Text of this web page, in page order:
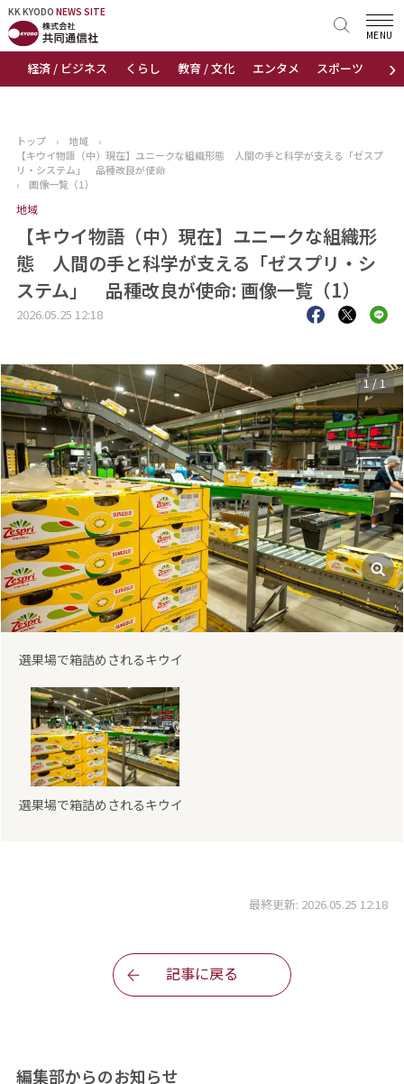
KK KYODO NEWS SITE
›
経済 / ビジネス くらし 教育 / 文化 エンタメ スポーツ 地域
MENU
KK KYODONEWS SITE
トップページ
ニュース
おすすめコンテンツ
出版物
会社概要
トップ › 地域
›
【キウイ物語（中）現在】ユニークな組織形態 人間の手と科学が支える「ゼスプ
リ・システム」 品種改良が使命
›
画像一覧（1）
地域
【キウイ物語（中）現在】ユニークな組織形
態 人間の手と科学が支える「ゼスプリ・シ
ステム」 品種改良が使命: 画像一覧（1）
2026.05.25 12:18
選果場で箱詰めされるキウイ
1/ 1
選果場で箱詰めされるキウイ
最終更新: 2026.05.25 12:18
記事に戻る
編集部からのお知らせ